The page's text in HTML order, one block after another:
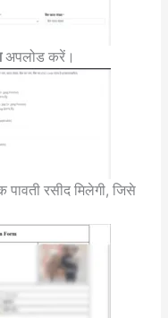
अपलोड करें।
रसीद मिलेगी, जिसे